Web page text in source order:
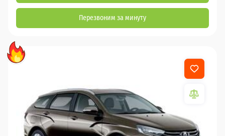
Перезвоним за минуту